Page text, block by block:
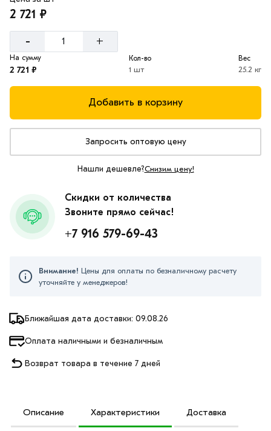
Ближайшая дата доставки: 09.08.26
Оплата наличными и безналичным
Возврат товара в течение 7 дней
2 721 ₽
- +
На сумму
2 721 ₽
Кол-во
1 шт
Вес
25.2 кг
Добавить в корзину
Запросить оптовую цену
Нашли дешевле?Снизим цену!
Скидки от количества
Звоните прямо сейчас!
+7 916 579-69-43
Внимание! Цены для оплаты по безналичному расчету
уточняйте у менеджеров!
Описание Характеристики Доставка